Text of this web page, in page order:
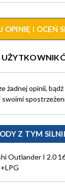
OPINIĘ I OCEŃ
żadnej opinii,
swoimi
Z TYM
Outlander I 2.0